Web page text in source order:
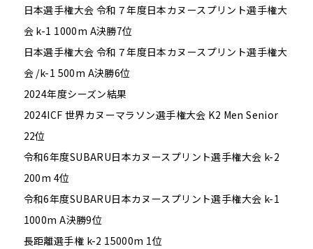
日本選手権大会 令和７年度日本カヌースプリント選手権大
会 k-1 1000m A決勝7位
日本選手権大会 令和７年度日本カヌースプリント選手権大
会 /k-1 500m A決勝6位
2024年度シーズン結果
2024ICF 世界カヌーマラソン選手権大会 K2 Men Senior
22位
令和6年度SUBARU日本カヌースプリント選手権大会 k-2
200m 4位
令和6年度SUBARU日本カヌースプリント選手権大会 k-1
1000m A決勝9位
長距離選手権 k-2 15000m 1位